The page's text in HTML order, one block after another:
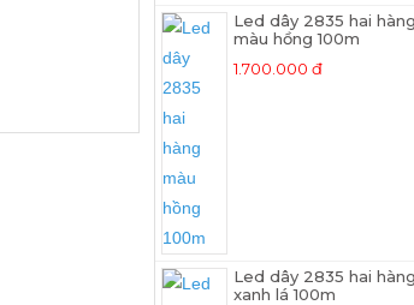
Led dây 2835 hai
màu hồng 100m
1.700.000 đ
Led dây 2835 hai
xanh lá 100m